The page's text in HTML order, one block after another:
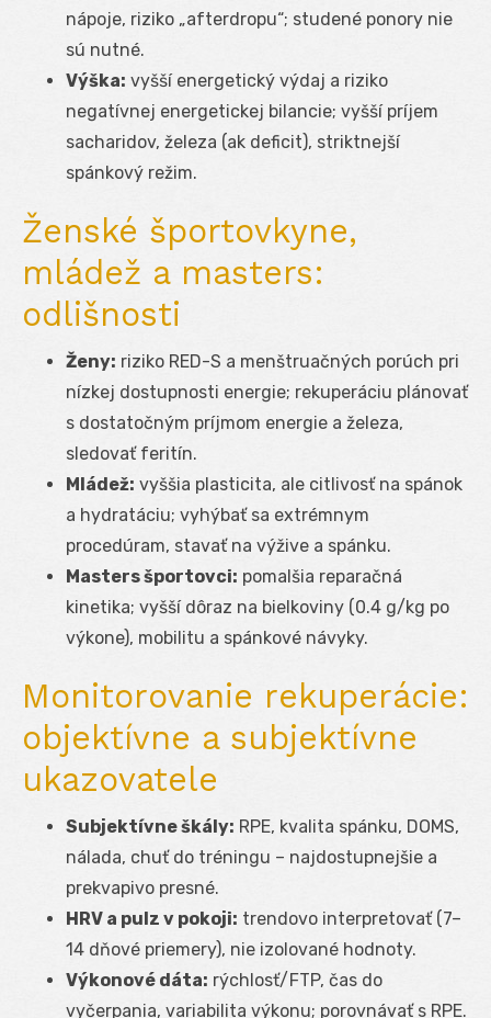
nápoje, riziko „afterdropu“; studené ponory nie
sú nutné.
Výška: vyšší energetický výdaj a riziko
negatívnej energetickej bilancie; vyšší príjem
sacharidov, železa (ak deficit), striktnejší
spánkový režim.
Ženské športovkyne,
mládež a masters:
odlišnosti
Ženy: riziko RED-S a menštruačných porúch pri
nízkej dostupnosti energie; rekuperáciu plánovať
s dostatočným príjmom energie a železa,
sledovať feritín.
Mládež: vyššia plasticita, ale citlivosť na spánok
a hydratáciu; vyhýbať sa extrémnym
procedúram, stavať na výžive a spánku.
Masters športovci: pomalšia reparačná
kinetika; vyšší dôraz na bielkoviny (0.4 g/kg po
výkone), mobilitu a spánkové návyky.
Monitorovanie rekuperácie:
objektívne a subjektívne
ukazovatele
Subjektívne škály: RPE, kvalita spánku, DOMS,
nálada, chuť do tréningu – najdostupnejšie a
prekvapivo presné.
HRV a pulz v pokoji: trendovo interpretovať (7–
14 dňové priemery), nie izolované hodnoty.
Výkonové dáta: rýchlosť/FTP, čas do
vyčerpania, variabilita výkonu; porovnávať s RPE.